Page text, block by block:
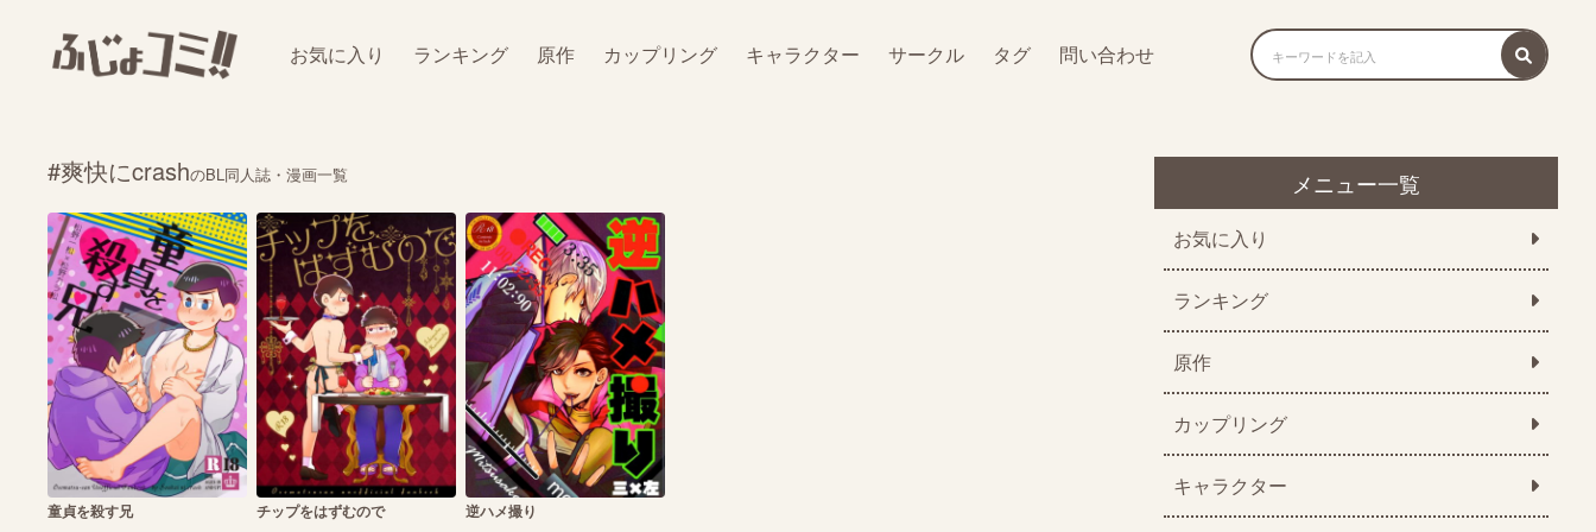
お気に入り ランキング 原作 カップリング キャラクター サークル タグ 問い合わせ
#爽快にcrashのBL同人誌・漫画一覧
童貞を殺す兄 チップをはずむので 逆ハメ撮り
メニュー一覧
お気に入り
ランキング
原作
カップリング
キャラクター